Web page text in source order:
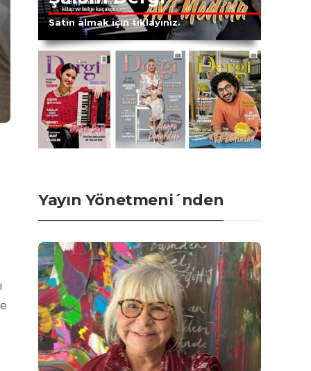
Satın almak için tıklayınız.
Yayın Yönetmeni´nden